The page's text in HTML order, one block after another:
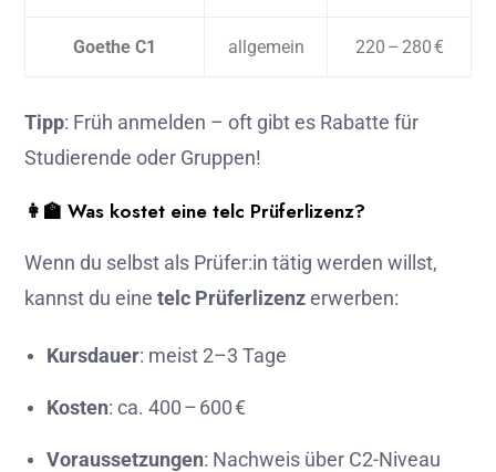
Goethe C1 allgemein 220 – 280 €
Tipp: Früh anmelden – oft gibt es Rabatte für
Studierende oder Gruppen!
👩‍🏫 Was kostet eine telc Prüferlizenz?
Wenn du selbst als Prüfer:in tätig werden willst,
kannst du eine telc Prüferlizenzerwerben:
Kursdauer: meist 2–3 Tage
Kosten: ca. 400 – 600 €
Voraussetzungen: Nachweis über C2-Niveau